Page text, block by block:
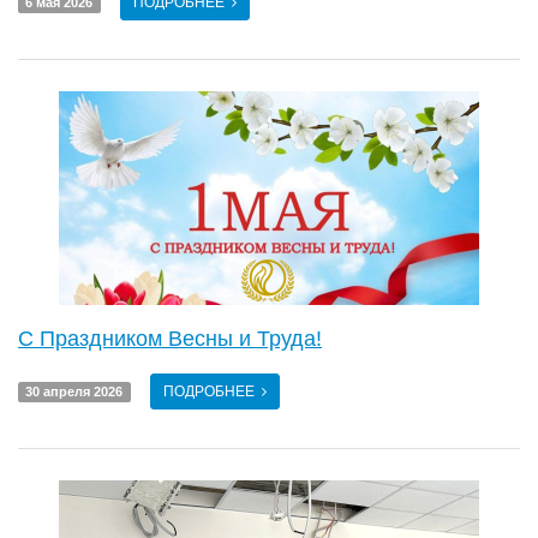
С Праздником Весны и Труда!
30 апреля 2026 ПОДРОБНЕЕ